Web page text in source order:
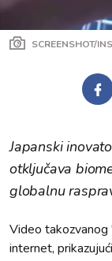
SCREENSHOT/
Japanski
otključava
globalnu
Video
internet,